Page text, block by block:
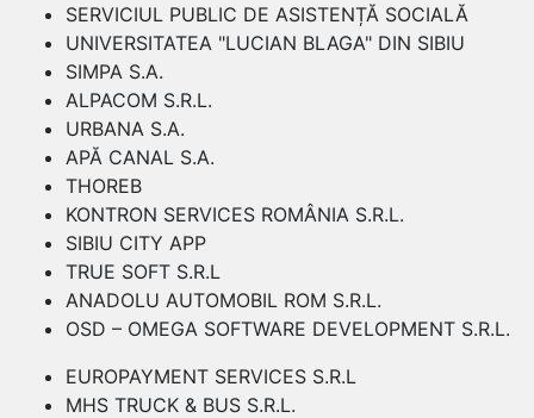
SERVICIUL PUBLIC DE ASISTENȚĂ SOCIALĂ
UNIVERSITATEA "LUCIAN BLAGA" DIN SIBIU
SIMPA S.A.
ALPACOM S.R.L.
URBANA S.A.
APĂ CANAL S.A.
THOREB
KONTRON SERVICES ROMÂNIA S.R.L.
SIBIU CITY APP
TRUE SOFT S.R.L
ANADOLU AUTOMOBIL ROM S.R.L.
OSD – OMEGA SOFTWARE DEVELOPMENT S.R.L.
EUROPAYMENT SERVICES S.R.L
MHS TRUCK & BUS S.R.L.